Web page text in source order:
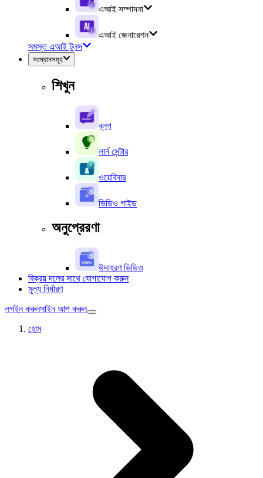
এআই সম্পাদনা
এআই জেনারেশন
সমস্ত এআই টুলস
সংস্থানসমূহ
শিখুন
ব্লগ
লার্ন সেন্টার
ওয়েবিনার
ভিডিও গাইড
অনুপ্রেরণা
উদাহরণ ভিডিও
বিক্রয় দলের সাথে যোগাযোগ করুন
মূল্য নির্ধারণ
লগইন করুনসাইন আপ করুন
হোম